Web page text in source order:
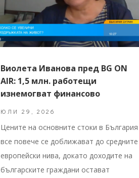
Виолета Иванова пред BG ON
AIR: 1,5 млн. работещи
изнемогват финансово
ЮЛИ 29, 2026
Цените на основните стоки в България
все повече се доближават до средните
европейски нива, докато доходите на
българските граждани остават